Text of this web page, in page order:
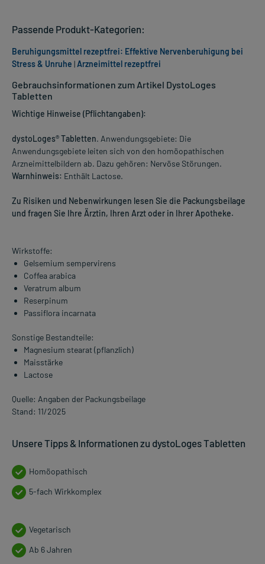
Gebrauchsinformationen zum Artikel DystoLoges
Tabletten
Wichtige Hinweise (Pflichtangaben):
dystoLoges® Tabletten. Anwendungsgebiete: Die
Anwendungsgebiete leiten sich von den homöopathischen
Arzneimittelbildern ab. Dazu gehören: Nervöse Störungen.
Warnhinweis: Enthält Lactose.
Zu Risiken und Nebenwirkungen lesen Sie die Packungsbeilage
und fragen Sie Ihre Ärztin, Ihren Arzt oder in Ihrer Apotheke.
Wirkstoffe:
Gelsemium sempervirens
Coffea arabica
Veratrum album
Reserpinum
Passiflora incarnata
Sonstige Bestandteile:
Magnesium stearat (pflanzlich)
Maisstärke
Lactose
Quelle: Angaben der Packungsbeilage
Stand: 11/2025
Unsere Tipps & Informationen zu dystoLoges Tabletten
Homöopathisch
5-fach Wirkkomplex
Vegetarisch
Ab 6 Jahren
Passende Produkt-Kategorien:
Beruhigungsmittel rezeptfrei: Effektive Nervenberuhigung bei
Stress & Unruhe |Arzneimittel rezeptfrei